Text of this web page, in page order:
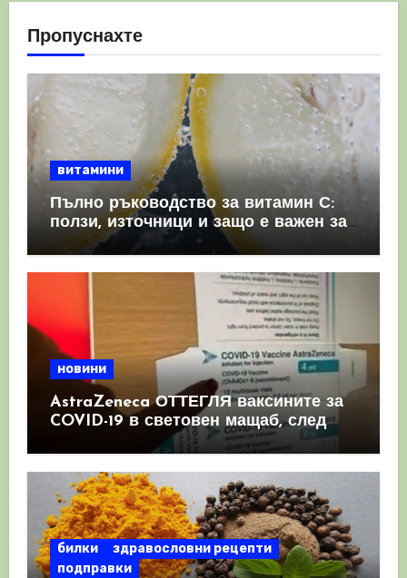
Пропуснахте
витамини
Пълно ръководство за витамин С:
ползи, източници и защо е важен за
имунната система
новини
AstraZeneca ОТТЕГЛЯ ваксините за
COVID-19 в световен мащаб, след
като призна, че те причиняват
билки
здравословни рецепти
подправки